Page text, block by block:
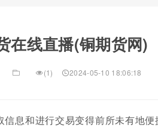
在线直播(铜期货网)
(1) 2024-05-10 18:06:18
息和进行交易变得前所未有地